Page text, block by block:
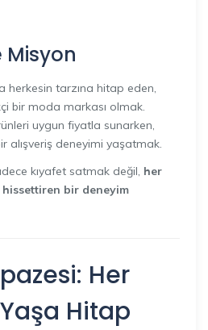
Misyon
herkesin tarzına hitap eden,
bir moda markası olmak.
uygun fiyatla sunarken,
alışveriş deneyimi yaşatmak.
kıyafet satmak değil, her
bir deneyim
Her
Hitap